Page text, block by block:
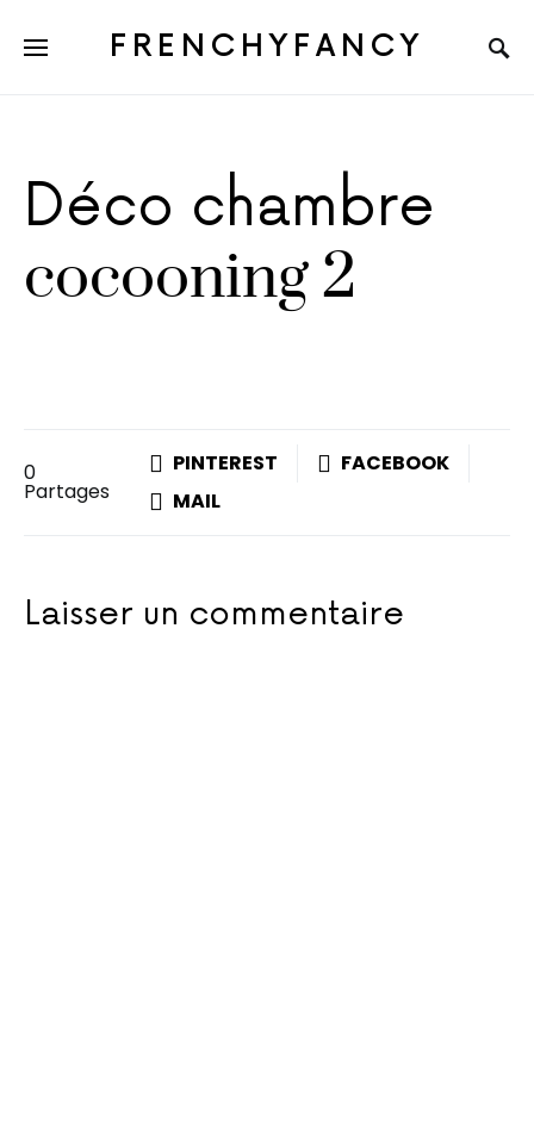
FRENCHYFANCY
Déco chambre
cocooning 2
0
Partages
PINTEREST
FACEBOOK
MAIL
Laisser un commentaire